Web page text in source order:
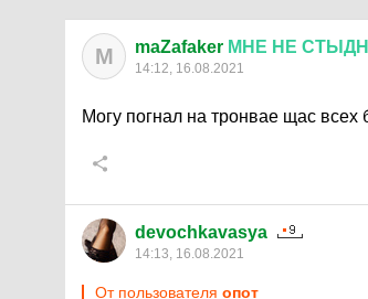
M maZafaker МНЕ НЕ
14:12, 16.08.2021
Могу погнал на тронвае щас
devochkavasya
14:13, 16.08.2021
От пользователя опот